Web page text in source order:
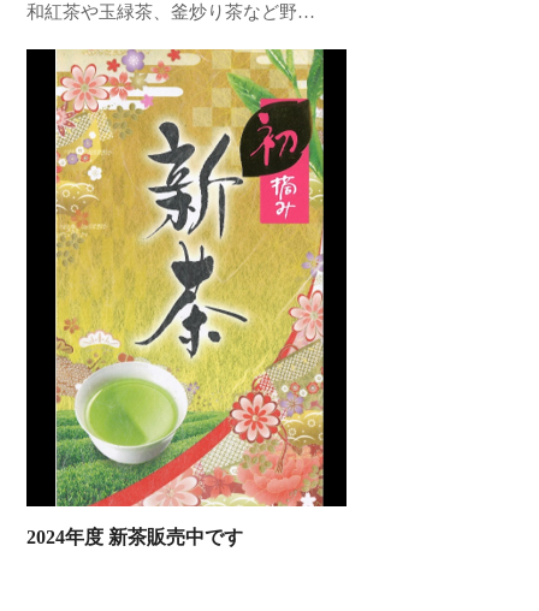
和紅茶や玉緑茶、釜炒り茶など野…
2024年度 新茶販売中です